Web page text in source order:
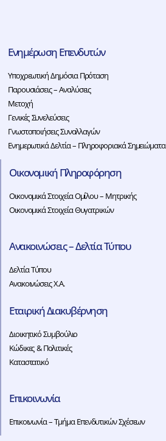
Ενημέρωση Επενδυτών
Υποχρεωτική Δημόσια Πρόταση
Παρουσιάσεις – Αναλύσεις
Μετοχή
Γενικές Συνελεύσεις
Γνωστοποιήσεις Συναλλαγών
Ενημερωτικά Δελτία – Πληροφοριακά Σημειώματα
Οικονομική Πληροφόρηση
Οικονομικά Στοιχεία Ομίλου – Μητρικής
Οικονομικά Στοιχεία Θυγατρικών
Ανακοινώσεις – Δελτία Τύπου
Δελτία Τύπου
Ανακοινώσεις Χ.Α.
Εταιρική Διακυβέρνηση
Διοικητικό Συμβούλιο
Κώδικες & Πολιτικές
Καταστατικό
Επικοινωνία
Επικοινωνία – Τμήμα Επενδυτικών Σχέσεων